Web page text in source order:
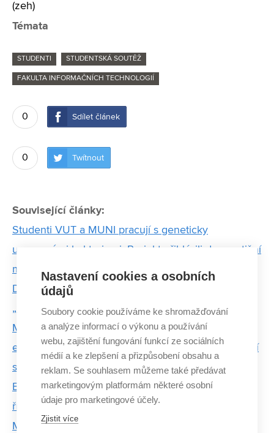
(zeh)
Témata
STUDENTI STUDENTSKÁ SOUTĚŽ
FAKULTA INFORMAČNÍCH TECHNOLOGIÍ
0 Sdílet článek
0 Twítnout
Související články:
Studenti VUT a MUNI pracují s geneticky
upravenými bakteriemi. Projekt přihlásili do prestižní
mezinárodní soutěže
Doktorand z FIT hledá chyby, kvůli kterým
„zamrzají“ aplikace
Matúš Nosko z FIT VUT přišel s originálním
ekosystémem pro chytré domácnosti. Jeho zařízení
se prodává po desítkách
Baví mě zjišťovat, proč věci fungují tak, jak fungují,
říká oceněný doktorand z FIT VUT
Michal Bidlo zjednodušil metodu pro návrh
Nastavení cookies a osobních
údajů
Soubory cookie používáme ke shromažďování
a analýze informací o výkonu a používání
webu, zajištění fungování funkcí ze sociálních
médií a ke zlepšení a přizpůsobení obsahu a
reklam. Se souhlasem můžeme také předávat
marketingovým platformám některé osobní
údaje pro marketingové účely.
Zjistit více